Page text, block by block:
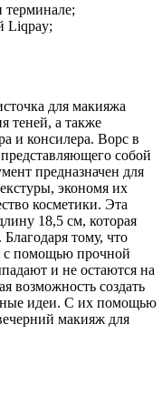
терминале;
Liqpay;
для макияжа
теней, а также
и консилера. Ворс в
собой
предназначен для
экономя их
косметики. Эта
18,5 см, которая
тому, что
с помощью прочной
и не остаются на
возможность создать
идеи. С их помощью
макияж для